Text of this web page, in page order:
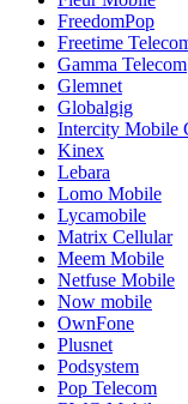
FreedomPop
Freetime
Gamma Telecom
Glemnet
Globalgig
Intercity Mobile
Kinex
Lebara
Lomo Mobile
Lycamobile
Matrix Cellular
Meem Mobile
Netfuse Mobile
Now mobile
OwnFone
Plusnet
Podsystem
Pop Telecom